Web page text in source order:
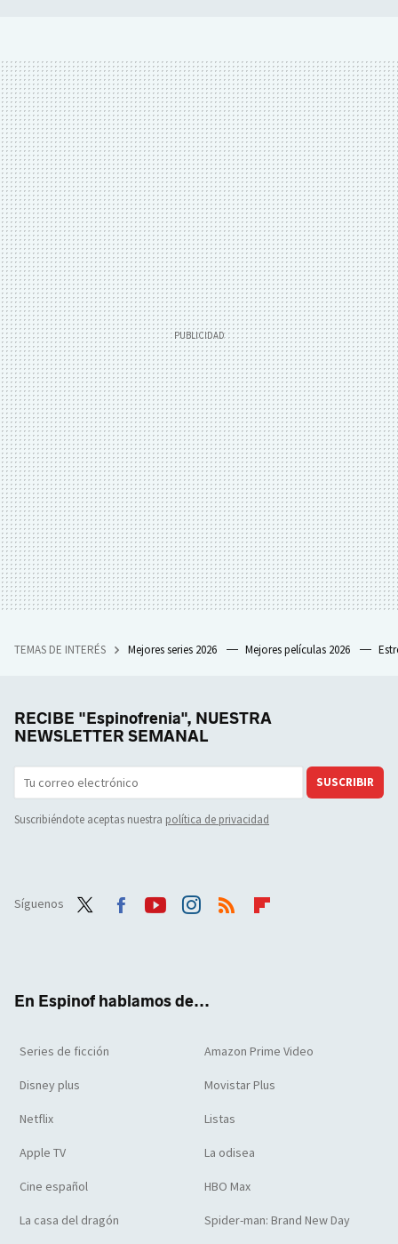
TEMAS DE INTERÉS Mejores series 2026 Mejores películas 2026
RECIBE "Espinofrenia", NUESTRA
NEWSLETTER SEMANAL
SUSCRIBIR
Suscribiéndote aceptas nuestra política de privacidad
Síguenos
En Espinof hablamos de...
Series de ficción Amazon Prime Video
Disney plus Movistar Plus
Netflix Listas
Apple TV La odisea
Cine español HBO Max
La casa del dragón Spider-man: Brand New Day